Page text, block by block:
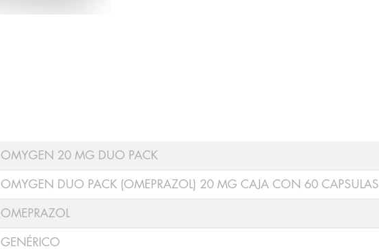
OMYGEN 20 MG DUO PACK
OMYGEN DUO PACK (OMEPRAZOL) 20 MG CAJA CON 60 CAPSULAS
OMEPRAZOL
GENÉRICO